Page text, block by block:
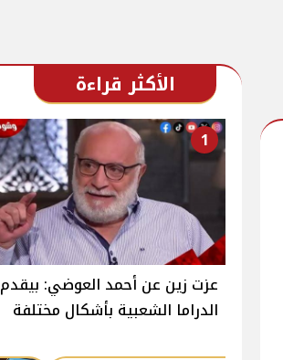
الأكثر قراءة
1
عزت زين عن أحمد العوضي: بيقدم
الدراما الشعبية بأشكال مختلفة